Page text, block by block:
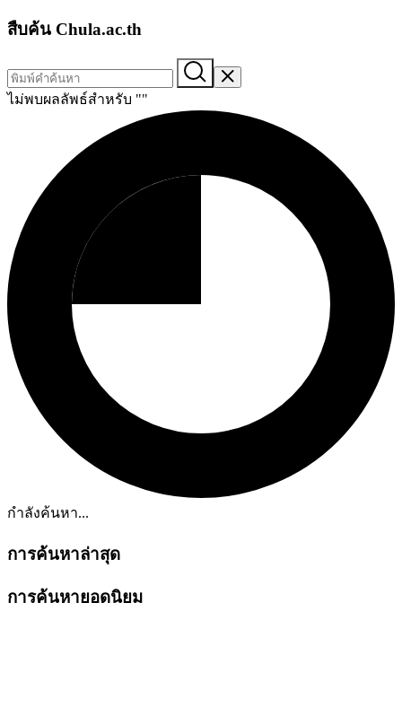
สืบค้น Chula.ac.th
ไม่พบผลลัพธ์สำหรับ ""
กำลังค้นหา...
การค้นหาล่าสุด
การค้นหายอดนิยม